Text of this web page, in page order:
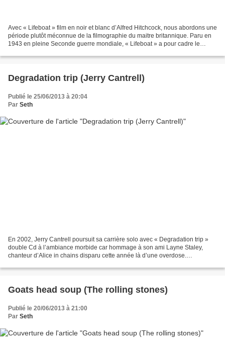
Avec « Lifeboat » film en noir et blanc d’Alfred Hitchcock, nous abordons une
période plutôt méconnue de la filmographie du maitre britannique. Paru en
1943 en pleine Seconde guerre mondiale, « Lifeboat » a pour cadre le
Degradation trip (Jerry Cantrell)
Publié le 25/06/2013 à 20:04
Par Seth
En 2002, Jerry Cantrell poursuit sa carrière solo avec « Degradation trip »
double Cd à l’ambiance morbide car hommage à son ami Layne Staley,
chanteur d’Alice in chains disparu cette année là d’une overdose.
Goats head soup (The rolling stones)
Publié le 20/06/2013 à 21:00
Par Seth